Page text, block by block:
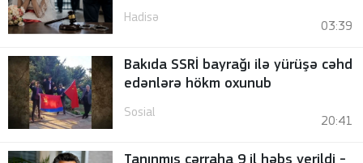
Hadisə
03:39
Bakıda SSRİ bayrağı ilə yürüşə cəhd
edənlərə hökm oxunub
Sosial
20:41